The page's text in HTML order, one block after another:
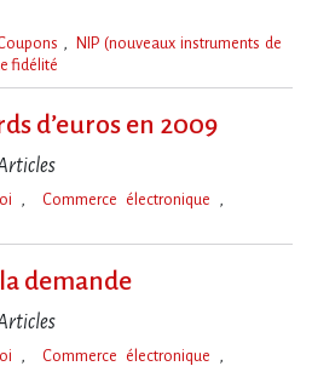
NIP (nouveaux instruments de
fidélité
d’euros en 2009
Commerce électronique
demande
Commerce électronique